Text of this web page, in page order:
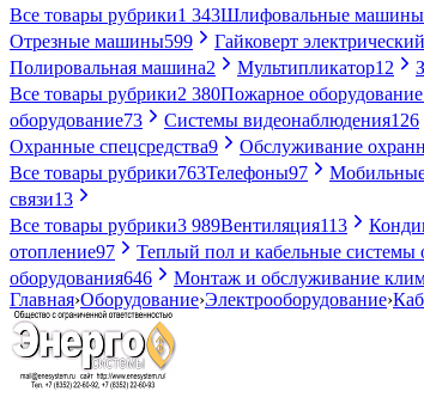
Все товары рубрики1 343Шлифовальные машины
Отрезные машины599 Гайковерт электрический
Полировальная машина2 Мультипликатор12
Все товары рубрики2 380Пожарное оборудование
оборудование73 Системы видеонаблюдения126
Охранные спецсредства9 Обслуживание
Все товары рубрики763Телефоны97
связи13
Все товары рубрики3 989Вентиляция113
отопление97 Теплый пол и кабельные системы
оборудования646 Монтаж и обслуживание
Главная›Оборудование›Электрооборудование›